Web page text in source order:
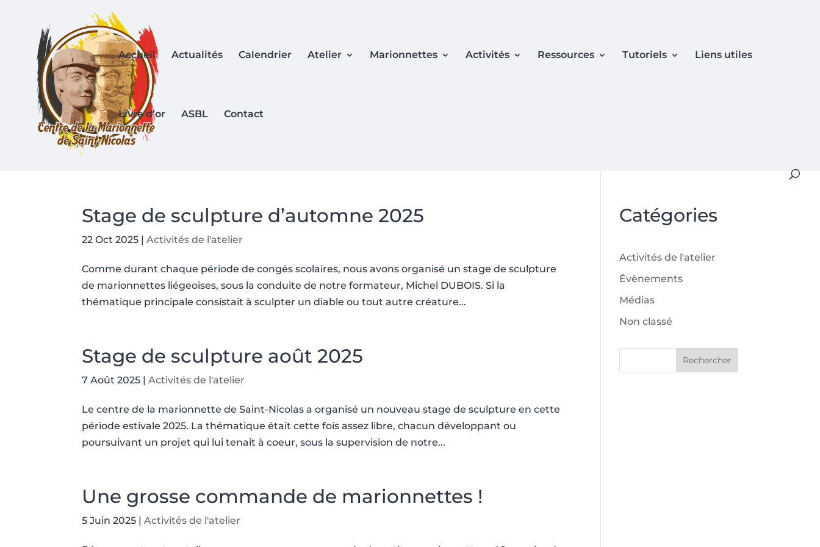
Accueil Actualités Calendrier Atelier Marionnettes Activités Ressources Tutoriels Liens utiles
Livre d’or ASBL Contact
Stage de sculpture d’automne 2025
22 Oct 2025 |Activités de l'atelier
Comme durant chaque période de congés scolaires, nous avons organisé un stage de sculpture
de marionnettes liégeoises, sous la conduite de notre formateur, Michel DUBOIS. Si la
thématique principale consistait à sculpter un diable ou tout autre créature...
Stage de sculpture août 2025
7 Août 2025 |Activités de l'atelier
Le centre de la marionnette de Saint-Nicolas a organisé un nouveau stage de sculpture en cette
période estivale 2025. La thématique était cette fois assez libre, chacun développant ou
poursuivant un projet qui lui tenait à coeur, sous la supervision de notre...
Une grosse commande de marionnettes !
5 Juin 2025 |Activités de l'atelier
Catégories
Activités de l'atelier
Évènements
Médias
Non classé
Rechercher